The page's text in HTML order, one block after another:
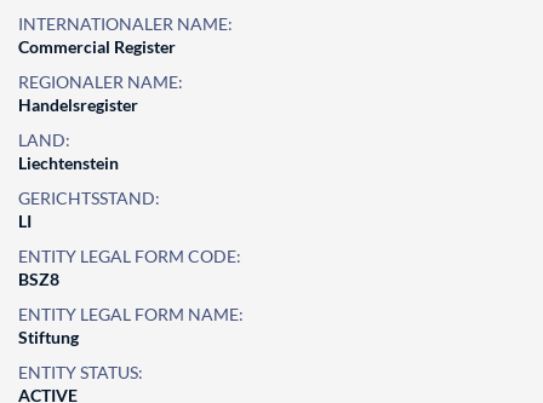
INTERNATIONALER NAME:
Commercial Register
REGIONALER NAME:
Handelsregister
LAND:
Liechtenstein
GERICHTSSTAND:
LI
ENTITY LEGAL FORM CODE:
BSZ8
ENTITY LEGAL FORM NAME:
Stiftung
ENTITY STATUS:
ACTIVE